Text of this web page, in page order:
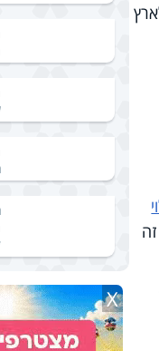
שנה. ספר זה
X